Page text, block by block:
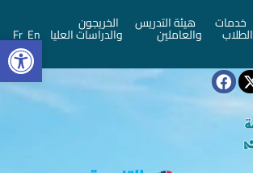
خدمات
الطلاب
هيئة التدريس
والعاملين
الخريجون
والدراسات العليا En
Fr